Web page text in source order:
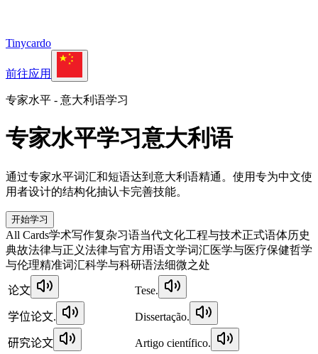
Tinycardo
前往应用
专家水平 - 意大利语学习
专家水平学习意大利语
通过专家水平词汇和短语达到意大利语精通。使用专为中文使
用者设计的结构化抽认卡完善技能。
开始学习
All Cards学术写作复杂习语当代文化工程与技术正式语体历史
典故法律与正义法律与官方用语文学词汇医学与医疗保健哲学
与伦理精准词汇科学与科研语法细微之处
论文 Tese.
学位论文. Dissertação.
研究论文
Artigo científico.